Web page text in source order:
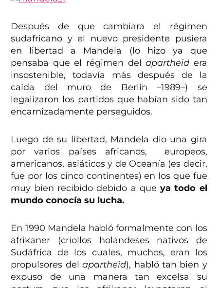
Después de que cambiara el régimen
sudafricano y el nuevo presidente pusiera
en libertad a Mandela (lo hizo ya que
pensaba que el régimen delapartheid era
insostenible, todavía más después de la
caída del muro de Berlín –1989–) se
legalizaron los partidos que habían sido tan
encarnizadamente perseguidos.
Luego de su libertad, Mandela dio una gira
por varios países africanos, europeos,
americanos, asiáticos y de Oceanía (es decir,
fue por los cinco continentes) en los que fue
muy bien recibido debido a queya todo el
mundo conocía su lucha.
En 1990 Mandela habló formalmente con los
afrikaner (criollos holandeses nativos de
Sudáfrica de los cuales, muchos, eran los
propulsores delapartheid), habló tan bien y
expuso de una manera tan excelsa su